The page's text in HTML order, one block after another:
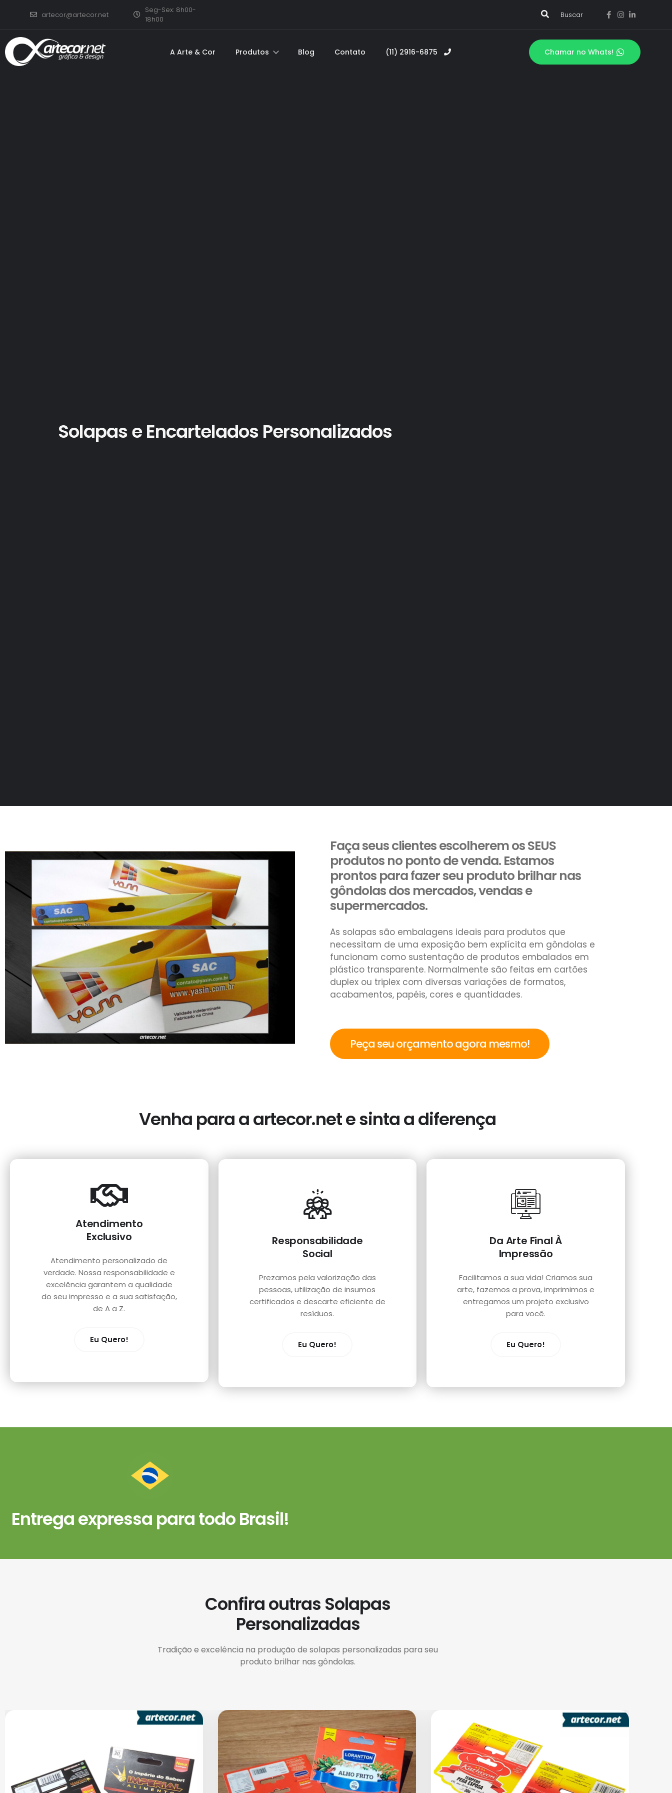
artecor@artecor.net
Seg-Sex: 8h00-
18h00
Buscar
A Arte & Cor Produtos Blog Contato (11) 2916-6875ﾠ Chamar no Whats!
Solapas e Encartelados Personalizados
Faça seus clientes escolherem os SEUS
produtos no ponto de venda. Estamos
prontos para fazer seu produto brilhar nas
gôndolas dos mercados, vendas e
supermercados.
As solapas são embalagens ideais para produtos que
necessitam de uma exposição bem explícita em gôndolas e
funcionam como sustentação de produtos embalados em
plástico transparente. Normalmente são feitas em cartões
duplex ou triplex com diversas variações de formatos,
acabamentos, papéis, cores e quantidades.
Peça seu orçamento agora mesmo!
Venha para a artecor.net e sinta a diferença
Atendimento
Exclusivo
Atendimento personalizado de
verdade. Nossa responsabilidade e
excelência garantem a qualidade
do seu impresso e a sua satisfação,
de A a Z.
Eu Quero!
Responsabilidade
Social
Prezamos pela valorização das
pessoas, utilização de insumos
certificados e descarte eficiente de
resíduos.
Eu Quero!
Da Arte Final À
Impressão
Facilitamos a sua vida! Criamos sua
arte, fazemos a prova, imprimimos e
entregamos um projeto exclusivo
para você.
Eu Quero!
Entrega expressa para todo Brasil!
Confira outras Solapas
Personalizadas
Tradição e excelência na produção de solapas personalizadas para seu
produto brilhar nas gôndolas.